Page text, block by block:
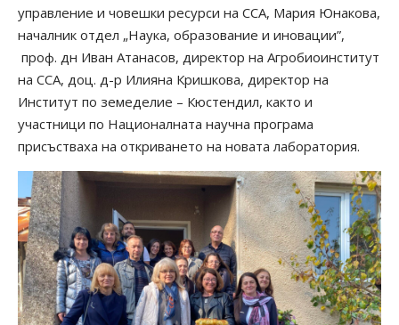
управление и човешки ресурси на ССА, Мария Юнакова,
началник отдел „Наука, образование и иновации”,
проф. дн Иван Атанасов, директор на Агробиоинститут
на ССА, доц. д-р Илияна Кришкова, директор на
Институт по земеделие – Кюстендил, както и
участници по Националната научна програма
присъстваха на откриването на новата лаборатория.